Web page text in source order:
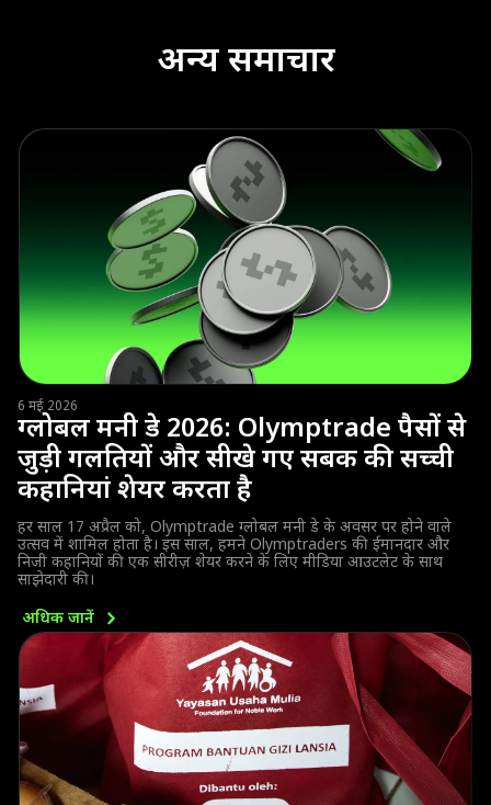
अन्य समाचार
6 मई 2026
ग्लोबल मनी डे 2026: Olymptrade पैसों से
जुड़ी गलतियों और सीखे गए सबक की सच्ची
कहानियां शेयर करता है
हर साल 17 अप्रैल को, Olymptrade ग्लोबल मनी डे के अवसर पर होने वाले
उत्सव में शामिल होता है। इस साल, हमने Olymptraders की ईमानदार और
निजी कहानियों की एक सीरीज़ शेयर करने के लिए मीडिया आउटलेट के साथ
साझेदारी की।
अधिक जानें